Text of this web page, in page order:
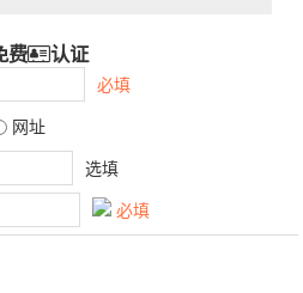
费 认证
必填
网址
选填
必填